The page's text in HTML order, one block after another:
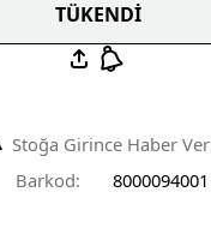
TÜKENDİ
Stoğa Girince Haber Ver
Barkod:
8000094001